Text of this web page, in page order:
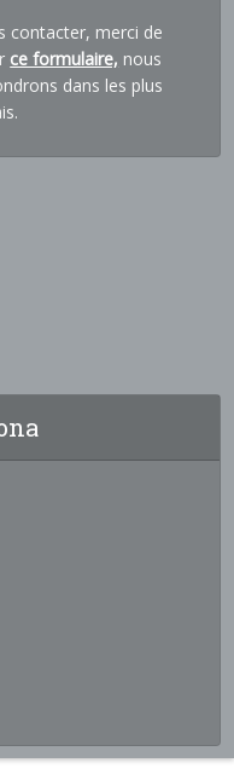
contacter, merci de
ce formulaire, nous
dans les plus